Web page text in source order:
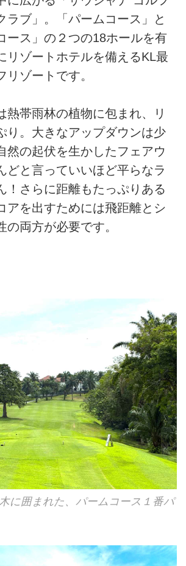
ラブ」。「パームコース」と
ース」の２つの18ホールを有
リゾートホテルを備えるKL最
リゾートです。
熱帯雨林の植物に包まれ、リ
り。大きなアップダウンは少
然の起伏を生かしたフェアウ
どと言っていいほど平らなラ
！さらに距離もたっぷりある
アを出すためには飛距離とシ
の両方が必要です。
に囲まれた、パームコース１番パ